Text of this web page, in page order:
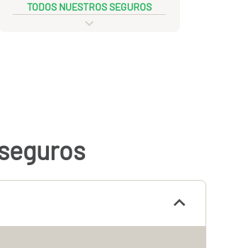
TODOS NUESTROS SEGUROS